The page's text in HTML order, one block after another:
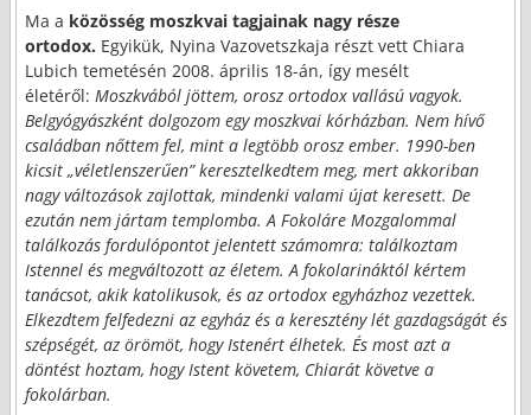
Ma a közösség moszkvai tagjainak nagy része
ortodox. Egyikük, Nyina Vazovetszkaja részt vett Chiara
Lubich temetésén 2008. április 18-án, így mesélt
életéről: Moszkvából jöttem, orosz ortodox vallású vagyok.
Belgyógyászként dolgozom egy moszkvai kórházban. Nem hívő
családban nőttem fel, mint a legtöbb orosz ember. 1990-ben
kicsit „véletlenszerűen” keresztelkedtem meg, mert akkoriban
nagy változások zajlottak, mindenki valami újat keresett. De
ezután nem jártam templomba. A Fokoláre Mozgalommal
találkozás fordulópontot jelentett számomra: találkoztam
Istennel és megváltozott az életem. A fokolarináktól kértem
tanácsot, akik katolikusok, és az ortodox egyházhoz vezettek.
Elkezdtem felfedezni az egyház és a keresztény lét gazdagságát és
szépségét, az örömöt, hogy Istenért élhetek. És most azt a
döntést hoztam, hogy Istent követem, Chiarát követve a
fokolárban.